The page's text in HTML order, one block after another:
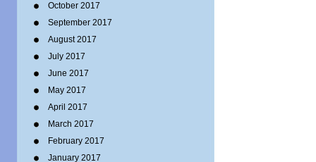
October 2017
September 2017
August 2017
July 2017
June 2017
May 2017
April 2017
March 2017
February 2017
January 2017